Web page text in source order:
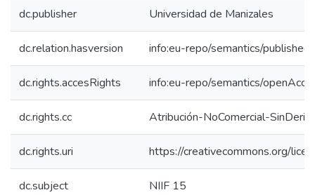
dc.publisher Universidad de Manizales
dc.relation.hasversion info:eu-repo/semantics/
dc.rights.accesRights info:eu-repo/semantics/
dc.rights.cc Atribución-NoComercial-
dc.rights.uri https://creativecommons.org/
dc.subject NIIF 15